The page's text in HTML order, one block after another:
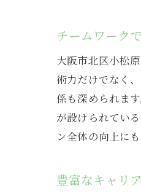
チームワーク
大阪市北区小松
術力だけでなく
係も深められま
が設けられてい
ン全体の向上に
豊富なキャリ